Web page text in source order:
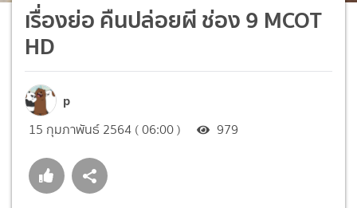
เรื่องย่อ คืนปล่อยผี ช่อง 9 MCOT
HD
p
15 กุมภาพันธ์ 2564 ( 06:00 ) 979